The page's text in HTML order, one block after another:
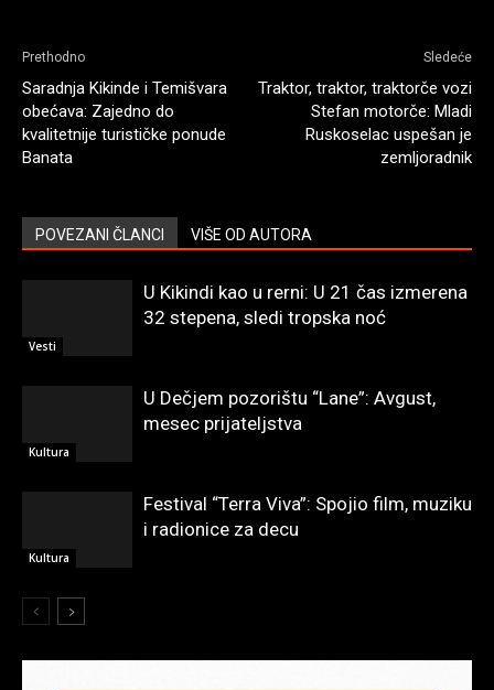
Prethodno
Saradnja Kikinde i Temišvara
obećava: Zajedno do
kvalitetnije turističke ponude
Banata
Sledeće
Traktor, traktor, traktorče vozi
Stefan motorče: Mladi
Ruskoselac uspešan je
zemljoradnik
POVEZANI ČLANCI VIŠE OD AUTORA
Vesti
U Kikindi kao u rerni: U 21 čas izmerena
32 stepena, sledi tropska noć
Kultura
U Dečjem pozorištu “Lane”: Avgust,
mesec prijateljstva
Kultura
Festival “Terra Viva”: Spojio film, muziku
i radionice za decu